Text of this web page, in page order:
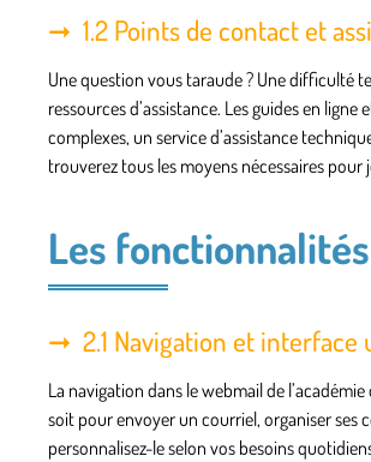
1.2 Points de contact et
Une question vous taraude ? Une difficulté
ressources d’assistance. Les guides en
complexes, un service d’assistance
trouverez tous les moyens nécessaires
Les
2.1 Navigation et
La navigation dans le webmail de
soit pour envoyer un courriel, organiser ses
personnalisez-le selon vos besoins